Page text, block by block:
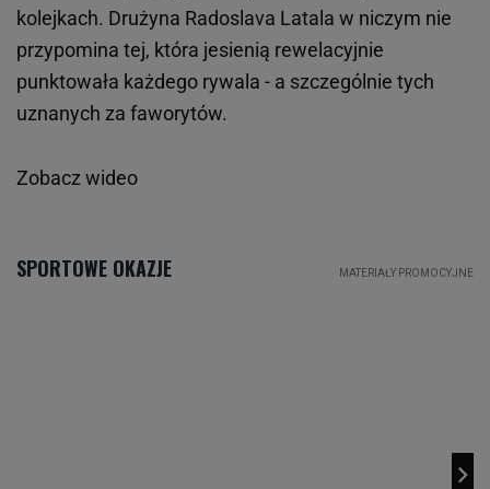
kolejkach. Drużyna Radoslava Latala w niczym nie
przypomina tej, która jesienią rewelacyjnie
punktowała każdego rywala - a szczególnie tych
uznanych za faworytów.
Zobacz wideo